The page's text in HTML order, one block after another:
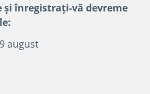
și înregistrați-vă devreme
august